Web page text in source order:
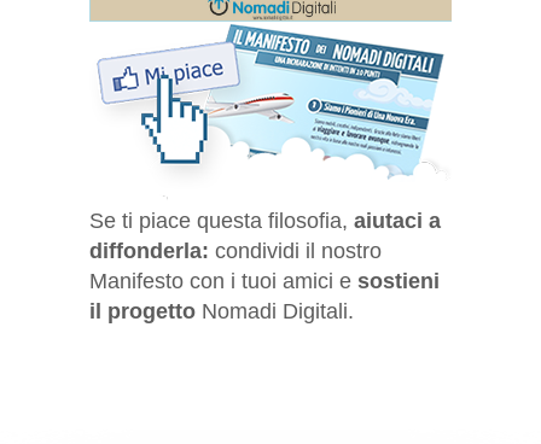
Se ti piace questa filosofia, aiutaci a
diffonderla: condividi il nostro
Manifesto con i tuoi amici e sostieni
il progetto Nomadi Digitali.